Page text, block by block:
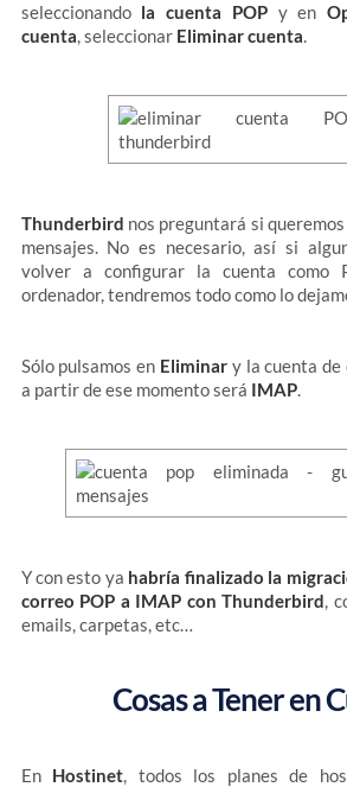
seleccionando la cuenta POPy en
cuenta, seleccionar Eliminar cuenta.
Thunderbird nos preguntará si
mensajes. No es necesario, así si
volver a configurar la cuenta como
ordenador, tendremos todo como lo
Sólo pulsamos en Eliminary la cuenta de
a partir de ese momento será IMAP.
Y con esto ya habría finalizado la
correo POP a IMAP con Thunderbird,
emails, carpetas, etc…
Cosas a Tener en
En Hostinet, todos los planes de